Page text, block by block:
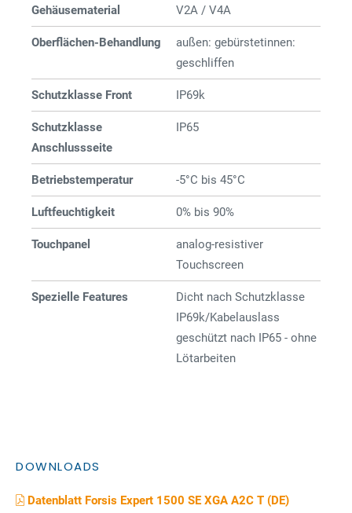
Gehäusematerial V2A / V4A
Oberflächen-Behandlung
außen: gebürstetinnen:
geschliffen
Schutzklasse Front IP69k
Schutzklasse
Anschlussseite
IP65
Betriebstemperatur -5°C bis 45°C
Luftfeuchtigkeit 0% bis 90%
Touchpanel
analog-resistiver
Touchscreen
Spezielle Features
Dicht nach Schutzklasse
IP69k/Kabelauslass
geschützt nach IP65 - ohne
Lötarbeiten
DOWNLOADS
Datenblatt Forsis Expert 1500 SE XGA A2C T (DE)